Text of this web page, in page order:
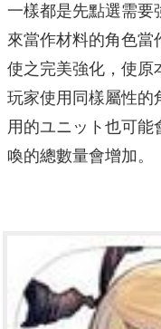
一樣都是先點選需要
來當作材料的角色當
使之完美強化，使原
玩家使用同樣屬性的
用的ユニット也可能
喚的總數量會增加。